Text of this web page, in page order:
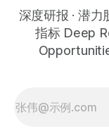
深度研报 · 潜力
指标 Deep